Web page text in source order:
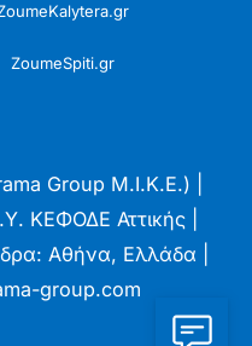
ZoumeSpiti.gr
Group Μ.Ι.Κ.Ε.) |
ΚΕΦΟΔΕ Αττικής |
Αθήνα, Ελλάδα |
group.com